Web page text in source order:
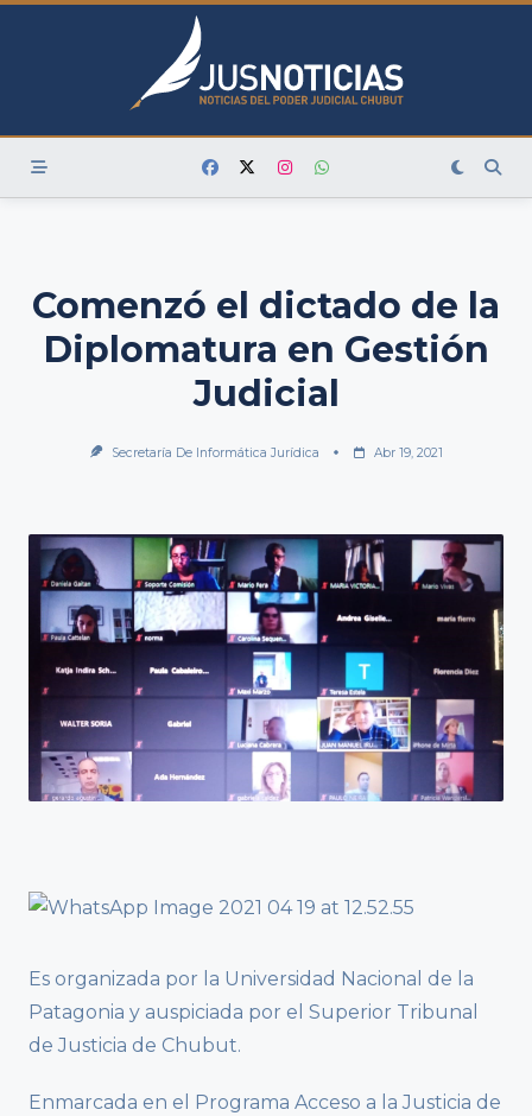
Skip
Comenzó el dictado de la
Diplomatura en Gestión
Judicial
Secretaría De Informática Jurídica Abr 19, 2021
Es organizada por la Universidad Nacional de la
Patagonia y auspiciada por el Superior Tribunal
de Justicia de Chubut.
Enmarcada en el Programa Acceso a la Justicia de